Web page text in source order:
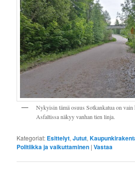
Nykyisin tämä osuus Sotkankatua on vain
Asfaltissa näkyy vanhan tien linja.
Kategoriat: Esittelyt,Jutut,
Politiikka ja vaikuttaminen |Vastaa